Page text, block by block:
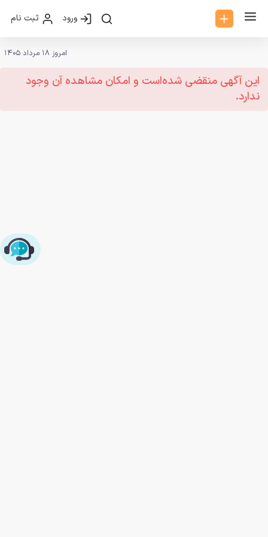
ورود ثبت نام
امروز 18 مرداد 1405
این آگهی منقضی شده‌است و امکان مشاهده آن وجود
ندارد.
چت با پشتیبانی پارس‌کدرز